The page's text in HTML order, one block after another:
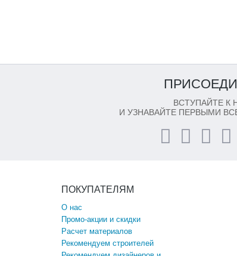
ВСТУПАЙТЕ К
И УЗНАВАЙТЕ ПЕРВЫМИ
ПОКУПАТЕЛЯМ
О нас
Промо-акции и скидки
Расчет материалов
Рекомендуем строителей